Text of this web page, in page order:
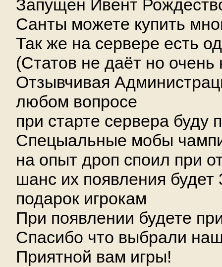
Запущен Ивент
Санты можете купить
Так же на сервере есть
(Статов не даёт но очень
Отзывчивая
любом вопросе
при старте сервера буду
Спецыальные мобы
на опыт дроп споил при
шанс их появления будет
подарок игрокам
При появлении будете
Спасибо что выбрали
Приятной вам игры!